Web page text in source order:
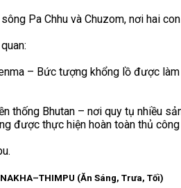
Pa Chhu và Chuzom, nơi hai
– Bức tượng khổng lồ được
thống Bhutan – nơi quy tụ nhiều
được thực hiện hoàn toàn thủ
(Ăn Sáng, Trưa, Tối)